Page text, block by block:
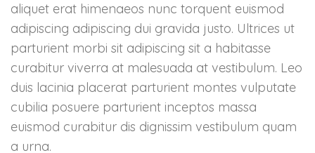
aliquet erat himenaeos nunc torquent euismod
adipiscing adipiscing dui gravida justo. Ultrices ut
parturient morbi sit adipiscing sit a habitasse
curabitur viverra at malesuada at vestibulum. Leo
duis lacinia placerat parturient montes vulputate
cubilia posuere parturient inceptos massa
euismod curabitur dis dignissim vestibulum quam
a urna.